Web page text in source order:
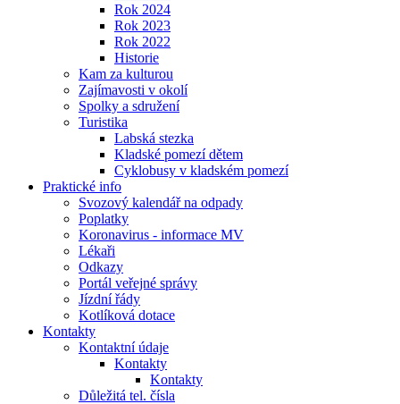
Rok 2024
Rok 2023
Rok 2022
Historie
Kam za kulturou
Zajímavosti v okolí
Spolky a sdružení
Turistika
Labská stezka
Kladské pomezí dětem
Cyklobusy v kladském pomezí
Praktické info
Svozový kalendář na odpady
Poplatky
Koronavirus - informace MV
Lékaři
Odkazy
Portál veřejné správy
Jízdní řády
Kotlíková dotace
Kontakty
Kontaktní údaje
Kontakty
Kontakty
Důležitá tel. čísla